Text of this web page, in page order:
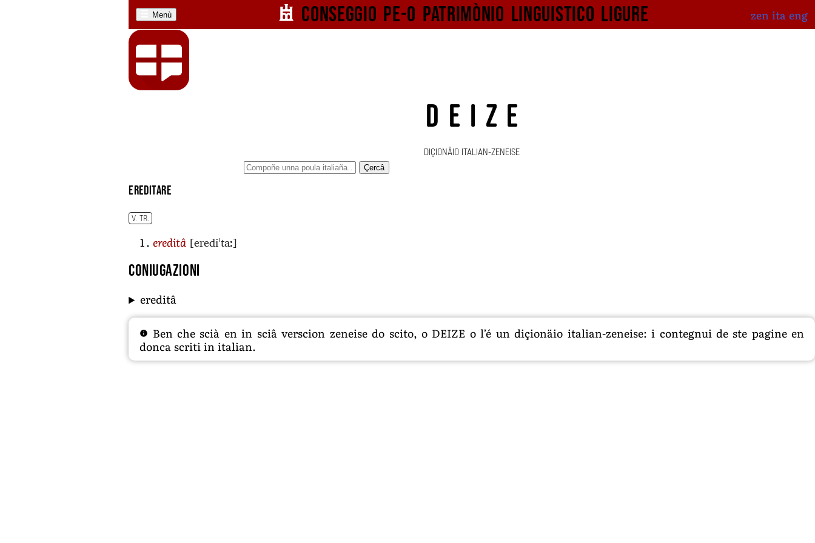
Menù Conseggio pe-o patrimònio linguistico ligure zen ita eng
DEIZE
DIÇIONÄIO ITALIAN-ZENEISE
Çercâ
ereditare
V. TR.
ereditâ [erediˈtaː]
Coniugazioni
ereditâ
Ben che scià en in sciâ verscion zeneise do scito, o DEIZE o l’é un diçionäio italian-zeneise: i contegnui de ste pagine en
donca scriti in italian.